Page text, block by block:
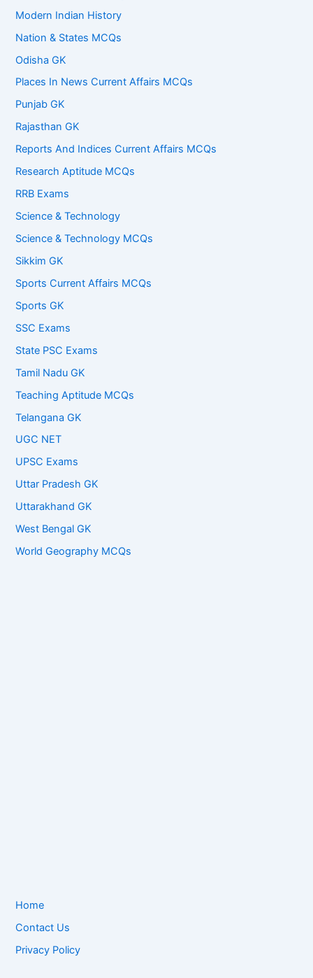
Modern Indian History
Nation & States MCQs
Odisha GK
Places In News Current Affairs MCQs
Punjab GK
Rajasthan GK
Reports And Indices Current Affairs MCQs
Research Aptitude MCQs
RRB Exams
Science & Technology
Science & Technology MCQs
Sikkim GK
Sports Current Affairs MCQs
Sports GK
SSC Exams
State PSC Exams
Tamil Nadu GK
Teaching Aptitude MCQs
Telangana GK
UGC NET
UPSC Exams
Uttar Pradesh GK
Uttarakhand GK
West Bengal GK
World Geography MCQs
Home
Contact Us
Privacy Policy